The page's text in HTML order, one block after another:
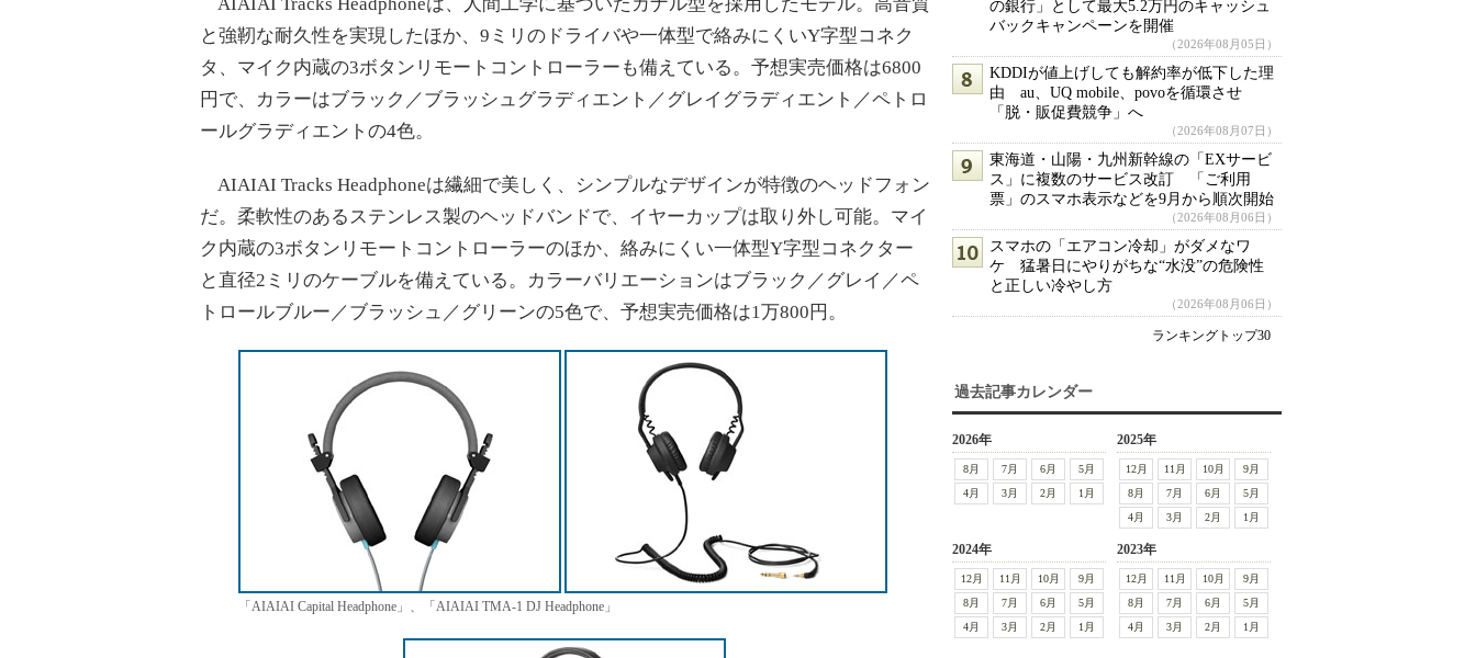
と強靭な耐久性を実現したほか、9ミリのドライバや一体型で絡みにくいY字型コネク
タ、マイク内蔵の3ボタンリモートコントローラーも備えている。予想実売価格は6800
円で、カラーはブラック／ブラッシュグラディエント／グレイグラディエント／ペトロ
ールグラディエントの4色。
AIAIAI Tracks Headphoneは繊細で美しく、シンプルなデザインが特徴のヘッドフォン
だ。柔軟性のあるステンレス製のヘッドバンドで、イヤーカップは取り外し可能。マイ
ク内蔵の3ボタンリモートコントローラーのほか、絡みにくい一体型Y字型コネクター
と直径2ミリのケーブルを備えている。カラーバリエーションはブラック／グレイ／ペ
トロールブルー／ブラッシュ／グリーンの5色で、予想実売価格は1万800円。
「AIAIAI Capital Headphone」、「AIAIAI TMA-1 DJ Headphone」
の銀行」として最大5.2万円のキャッシュ
バックキャンペーンを開催
（2026年08月05日）
KDDIが値上げしても解約率が低下した理
由 au、UQ mobile、povoを循環させ
「脱・販促費競争」へ
（2026年08月07日）
東海道・山陽・九州新幹線の「EXサービ
ス」に複数のサービス改訂 「ご利用
票」のスマホ表示などを9月から順次開始
（2026年08月06日）
スマホの「エアコン冷却」がダメなワ
ケ 猛暑日にやりがちな“水没”の危険性
と正しい冷やし方
（2026年08月06日）
ランキングトップ30
過去記事カレンダー
2026年
8月 7月 6月
5月
4月
3月 2月 1月
2025年
12月 11月 10月
9月
8月
7月 6月
5月
4月
3月 2月 1月
2024年
12月 11月 10月
9月
8月
7月 6月
5月
4月
3月 2月 1月
2023年
12月 11月 10月
9月
8月
7月 6月
5月
4月
3月 2月 1月